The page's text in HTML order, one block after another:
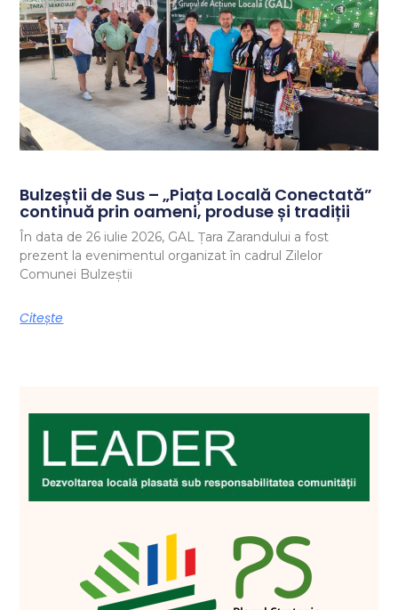
Bulzeștii de Sus – „Piața Locală Conectată”
continuă prin oameni, produse și tradiții
În data de 26 iulie 2026, GAL Țara Zarandului a fost
prezent la evenimentul organizat în cadrul Zilelor
Comunei Bulzeștii
Citește